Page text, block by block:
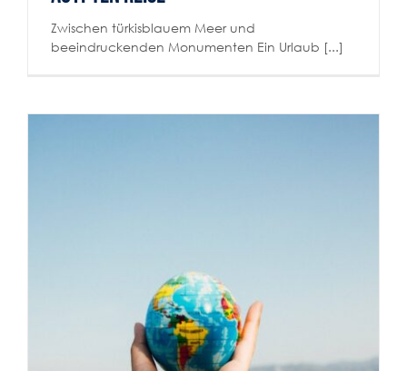
Zwischen türkisblauem Meer und
beeindruckenden Monumenten Ein Urlaub [...]
Klima-Neuigkeiten
Reiselust